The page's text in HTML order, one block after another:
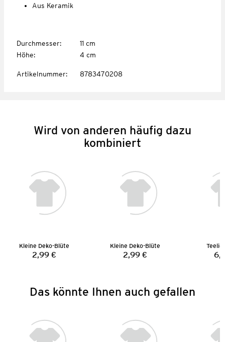
Aus Keramik
Durchmesser:
11 cm
Höhe: 4 cm
Artikelnummer: 8783470208
Wird von anderen häufig dazu
kombiniert
Kleine Deko-Blüte
Preis:
2,99 €
Kleine Deko-Blüte
Preis:
2,99 €
Das könnte Ihnen auch gefallen